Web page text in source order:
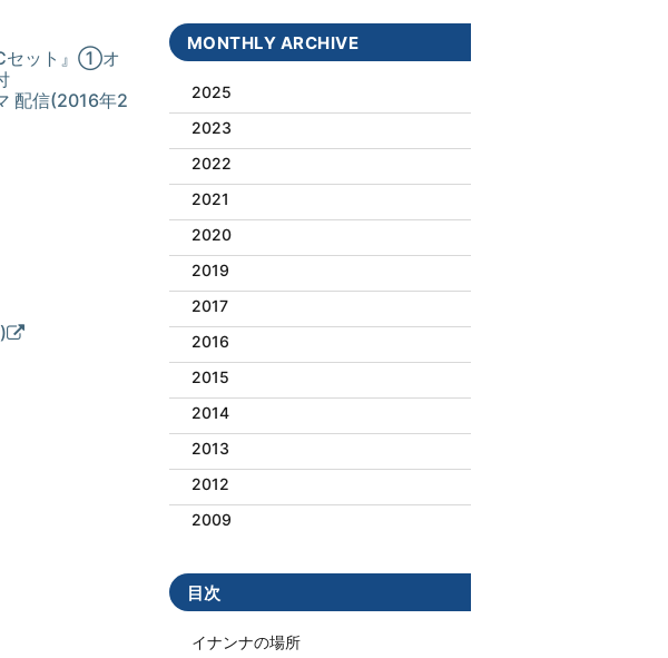
セット』①オ
配信(2016年2
MONTHLY ARCHIVE
2025
2023
2022
2021
2020
2019
2017
2016
2015
2014
2013
2012
2009
目次
イナンナの場所